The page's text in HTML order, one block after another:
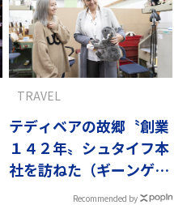
テディベアの故郷〝創業
１４２年〟シュタイフ本
社を訪ねた（ギーンゲ
ン）〜ドイツの優しさに
TRAVEL
Recommended by